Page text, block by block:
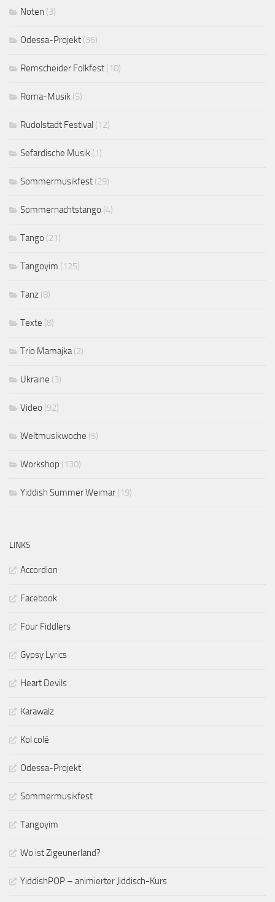
Noten (3)
Odessa-Projekt (36)
Remscheider Folkfest (10)
Roma-Musik (5)
Rudolstadt Festival (12)
Sefardische Musik (1)
Sommermusikfest (29)
Sommernachtstango (4)
Tango (21)
Tangoyim (125)
Tanz (8)
Texte (8)
Trio Mamajka(2)
Ukraine (3)
Video (92)
Weltmusikwoche (5)
Workshop (130)
Yiddish Summer Weimar (19)
LINKS
Accordion
Facebook
Four Fiddlers
Gypsy Lyrics
Heart Devils
Karawalz
Kol colé
Odessa-Projekt
Sommermusikfest
Tangoyim
Wo ist Zigeunerland?
YiddishPOP – animierter Jiddisch-Kurs